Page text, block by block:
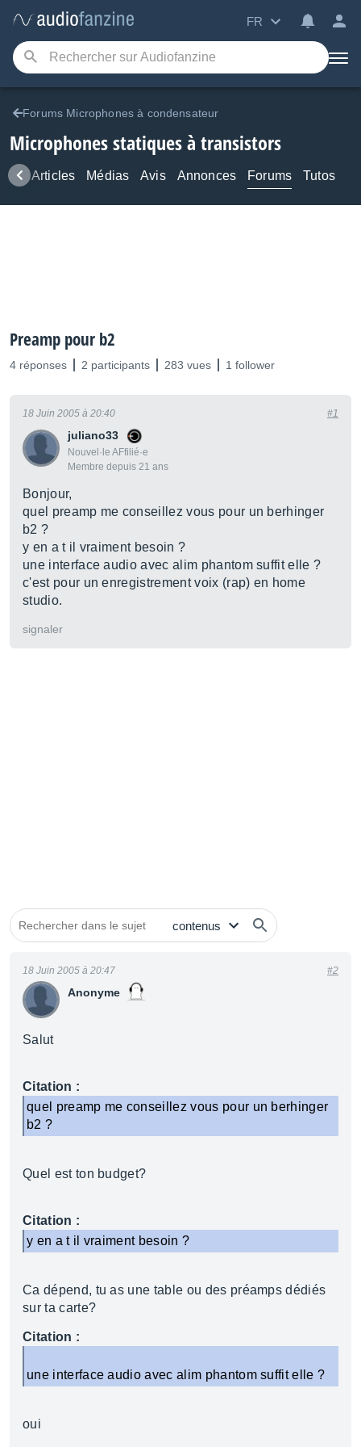
FR
Forums Microphones à condensateur
Microphones statiques à transistors
Articles Médias Avis Annonces Forums Tutos
Preamp pour b2
4 réponses 2 participants 283 vues 1 follower
juliano33
Nouvel·le AFfilié·e
Membre depuis 21 ans
18 Juin 2005 à 20:40 #1
Bonjour,
quel preamp me conseillez vous pour un berhinger
b2 ?
y en a t il vraiment besoin ?
une interface audio avec alim phantom suffit elle ?
c'est pour un enregistrement voix (rap) en home
studio.
signaler
Anonyme
18 Juin 2005 à 20:47 #2
Salut
Citation :
quel preamp me conseillez vous pour un berhinger
b2 ?
Quel est ton budget?
Citation :
y en a t il vraiment besoin ?
Ca dépend, tu as une table ou des préamps dédiés
sur ta carte?
Citation :
une interface audio avec alim phantom suffit elle ?
oui